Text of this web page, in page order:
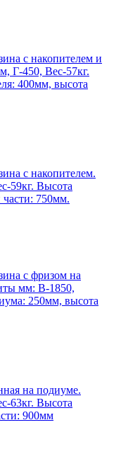
с накопителем и
Г-450, Вес-57кг.
400мм, высота
с накопителем.
59кг. Высота
части: 750мм.
с фризом на
мм: В-1850,
250мм, высота
на подиуме.
63кг. Высота
900мм